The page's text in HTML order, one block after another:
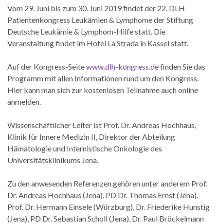
Vom 29. Juni bis zum 30. Juni 2019 findet der 22. DLH-
Patientenkongress Leukämien & Lymphome der Stiftung
Deutsche Leukämie & Lymphom-Hilfe statt. Die
Veranstaltung findet im Hotel La Strada in Kassel statt.
Auf der Kongress-Seitewww.dlh-kongress.definden Sie das
Programm mit allen Informationen rund um den Kongress.
Hier kann man sich zur kostenlosen Teilnahme auch online
anmelden.
Wissenschaftlicher Leiter ist Prof. Dr. Andreas Hochhaus,
Klinik für Innere Medizin II, Direktor der Abteilung
Hämatologie und Internistische Onkologie des
Universitätsklinikums Jena.
Zu den anwesenden Referenzen gehören unter anderem Prof.
Dr. Andreas Hochhaus (Jena), PD Dr. Thomas Ernst (Jena),
Prof. Dr. Hermann Einsele (Würzburg), Dr. Friederike Hunstig
(Jena), PD Dr. Sebastian Scholl (Jena), Dr. Paul Bröckelmann